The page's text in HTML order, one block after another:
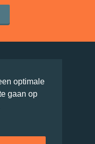
optimale
gaan op
Voorwaarden